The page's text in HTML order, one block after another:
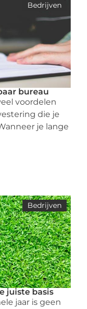
Bedrijven
bureau
voordelen
die je
je lange
Bedrijven
juiste basis
jaar is geen